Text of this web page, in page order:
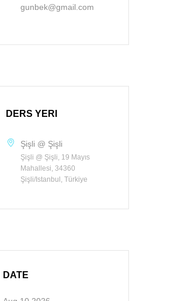
gunbek@gmail.com
DERS YERI
Şişli @ Şişli
Şişli @ Şişli, 19 Mayıs
Mahallesi, 34360
Şişli/Istanbul, Türkiye
DATE